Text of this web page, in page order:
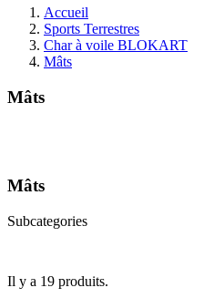
Accueil
Sports Terrestres
Char à voile BLOKART
Mâts
Mâts
Mâts
Subcategories
Il y a 19 produits.